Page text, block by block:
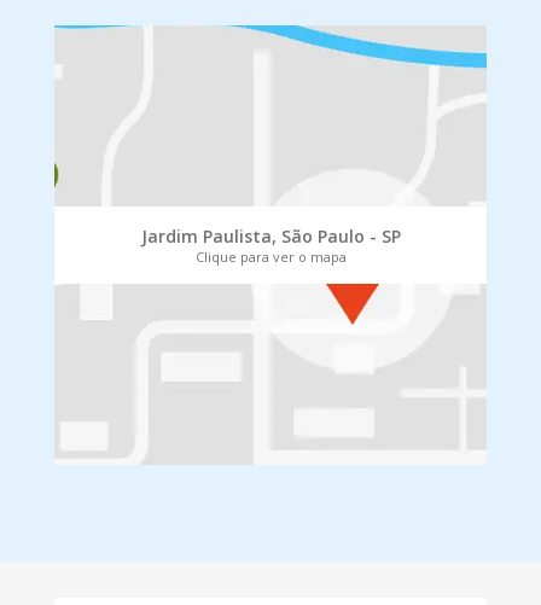
Jardim Paulista, São Paulo - SP
Clique para ver o mapa